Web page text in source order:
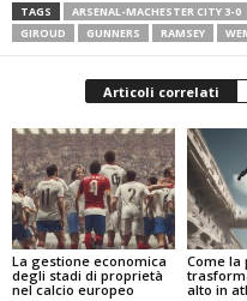
TAGS ARSENAL-MACHESTER CITY 3-0
GIROUD
GUNNERS RAMSEY
Articoli correlati
La gestione economica
degli stadi di proprietà
nel calcio europeo
Come la
alto in